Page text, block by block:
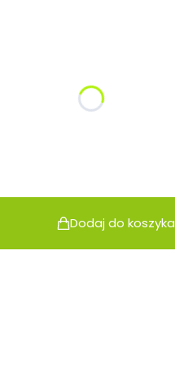
Dodaj do koszyka